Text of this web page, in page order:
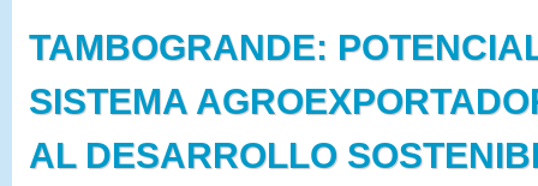
TAMBOGRANDE:
SISTEMA
AL DESARROLLO